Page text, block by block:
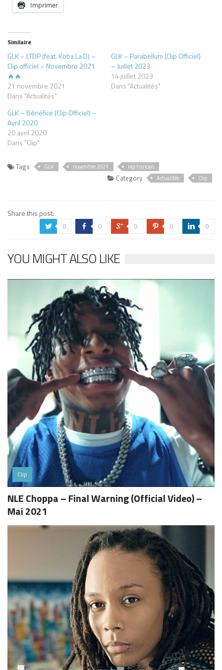
Imprimer
Similaire
GLK – LTDP (feat. Koba La D) –
Clip officiel – Novembre 2021
🔥🔥
21 novembre 2021
Dans "Actualités"
GLK – Parabellum (Clip Officiel)
– Juillet 2023
14 juillet 2023
Dans "Actualités"
GLK – Bénéfice (Clip Officiel) –
Avril 2020
20 avril 2020
Dans "Clip"
Tags GLK novembre 2021 rap francais
Category Actualités Clip
Share this post:
a 0 b 0 c 0 d 0 j 0
YOU MIGHT ALSO LIKE
Clip
NLE Choppa – Final Warning (Official Video) –
Mai 2021